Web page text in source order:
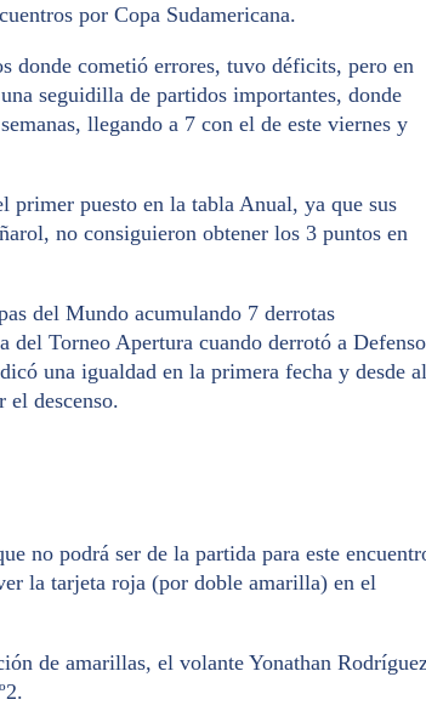
por Copa Sudamericana.
donde cometió errores, tuvo déficits, pero en
seguidilla de partidos importantes, donde
llegando a 7 con el de este viernes y
puesto en la tabla Anual, ya que sus
no consiguieron obtener los 3 puntos en
del Mundo acumulando 7 derrotas
Torneo Apertura cuando derrotó a
una igualdad en la primera fecha y desde
el descenso.
no podrá ser de la partida para este
la tarjeta roja (por doble amarilla) en el
de amarillas, el volante Yonathan